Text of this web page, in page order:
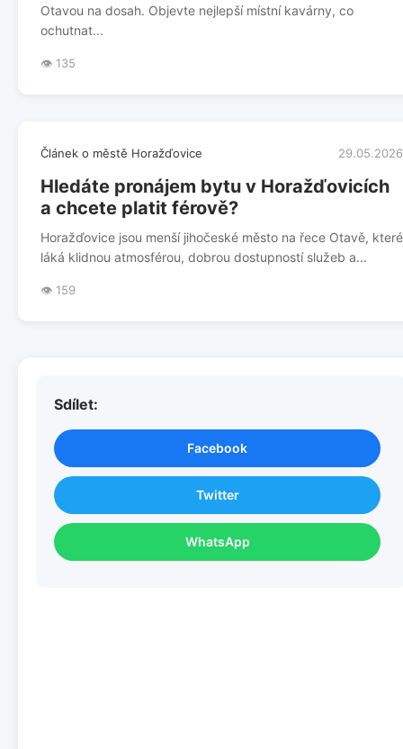
Otavou na dosah. Objevte nejlepší místní kavárny, co
ochutnat...
👁️ 135
Článek o městě Horažďovice 29.05.2026
Hledáte pronájem bytu v Horažďovicích
a chcete platit férově?
Horažďovice jsou menší jihočeské město na řece Otavě, které
láká klidnou atmosférou, dobrou dostupností služeb a...
👁️ 159
Sdílet:
Facebook
Twitter
WhatsApp